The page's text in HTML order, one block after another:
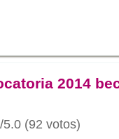
2014
/5.0 (92 votos)